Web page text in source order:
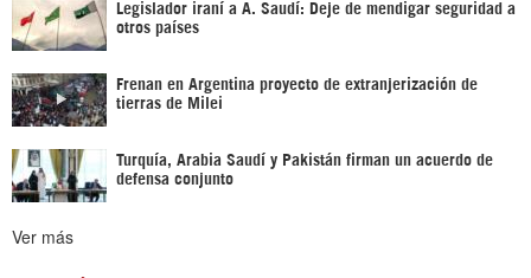
Legislador iraní a A. Saudí: Deje de mendigar seguridad a
otros países
Frenan en Argentina proyecto de extranjerización de
tierras de Milei
Turquía, Arabia Saudí y Pakistán firman un acuerdo de
defensa conjunto
Ver más